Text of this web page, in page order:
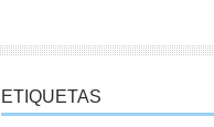
ETIQUETAS